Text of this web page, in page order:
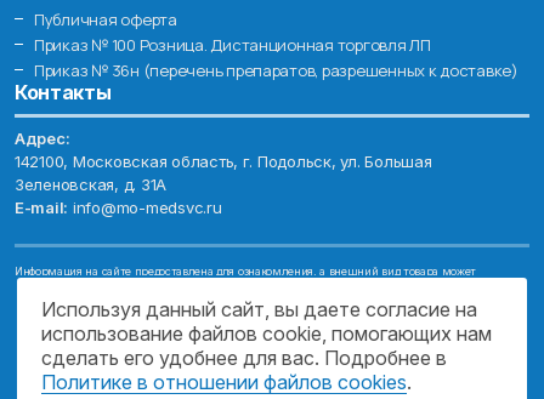
Публичная оферта
Приказ № 100 Розница. Дистанционная торговля ЛП
Приказ № 36н (перечень препаратов, разрешенных к доставке)
Контакты
Адрес:
142100, Московская область, г. Подольск, ул. Большая
Зеленовская, д. 31А
E-mail: info@mo-medsvc.ru
Информация на сайте предоставлена для ознакомления, а внешний вид товара может
Имеются противопоказания, проконсультируйтесь со специалистом!
© 2026. ГОСУДАРСТВЕННОЕ БЮДЖЕТНОЕ УЧРЕЖДЕНИЕ МОСКОВСКОЙ
ОБЛАСТИ "МОСОБЛМЕДСЕРВИС"
ПОДДЕРЖКА САЙТА
Используя данный сайт, вы даете согласие на
использование файлов cookie, помогающих нам
сделать его удобнее для вас. Подробнее в
Политике в отношении файлов cookies.